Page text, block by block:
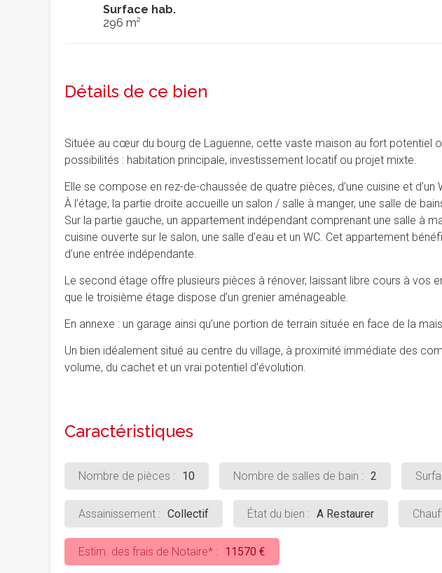
Surface hab.
296 m²
Détails de ce bien
Située au cœur du bourg de Laguenne, cette vaste maison au fort potentiel
possibilités : habitation principale, investissement locatif ou projet mixte.
Elle se compose en rez-de-chaussée de quatre pièces, d’une cuisine et d’un
À l’étage, la partie droite accueille un salon / salle à manger, une salle de
Sur la partie gauche, un appartement indépendant comprenant une salle à
cuisine ouverte sur le salon, une salle d’eau et un WC. Cet appartement
d’une entrée indépendante.
Le second étage offre plusieurs pièces à rénover, laissant libre cours à vos
que le troisième étage dispose d’un grenier aménageable.
En annexe : un garage ainsi qu’une portion de terrain située en face de la
Un bien idéalement situé au centre du village, à proximité immédiate des
volume, du cachet et un vrai potentiel d’évolution.
Caractéristiques
Nombre de pièces : 10 Nombre de salles de bain : 2
Assainissement : Collectif État du bien : A Restaurer
Estim. des frais de Notaire* : 11570 €